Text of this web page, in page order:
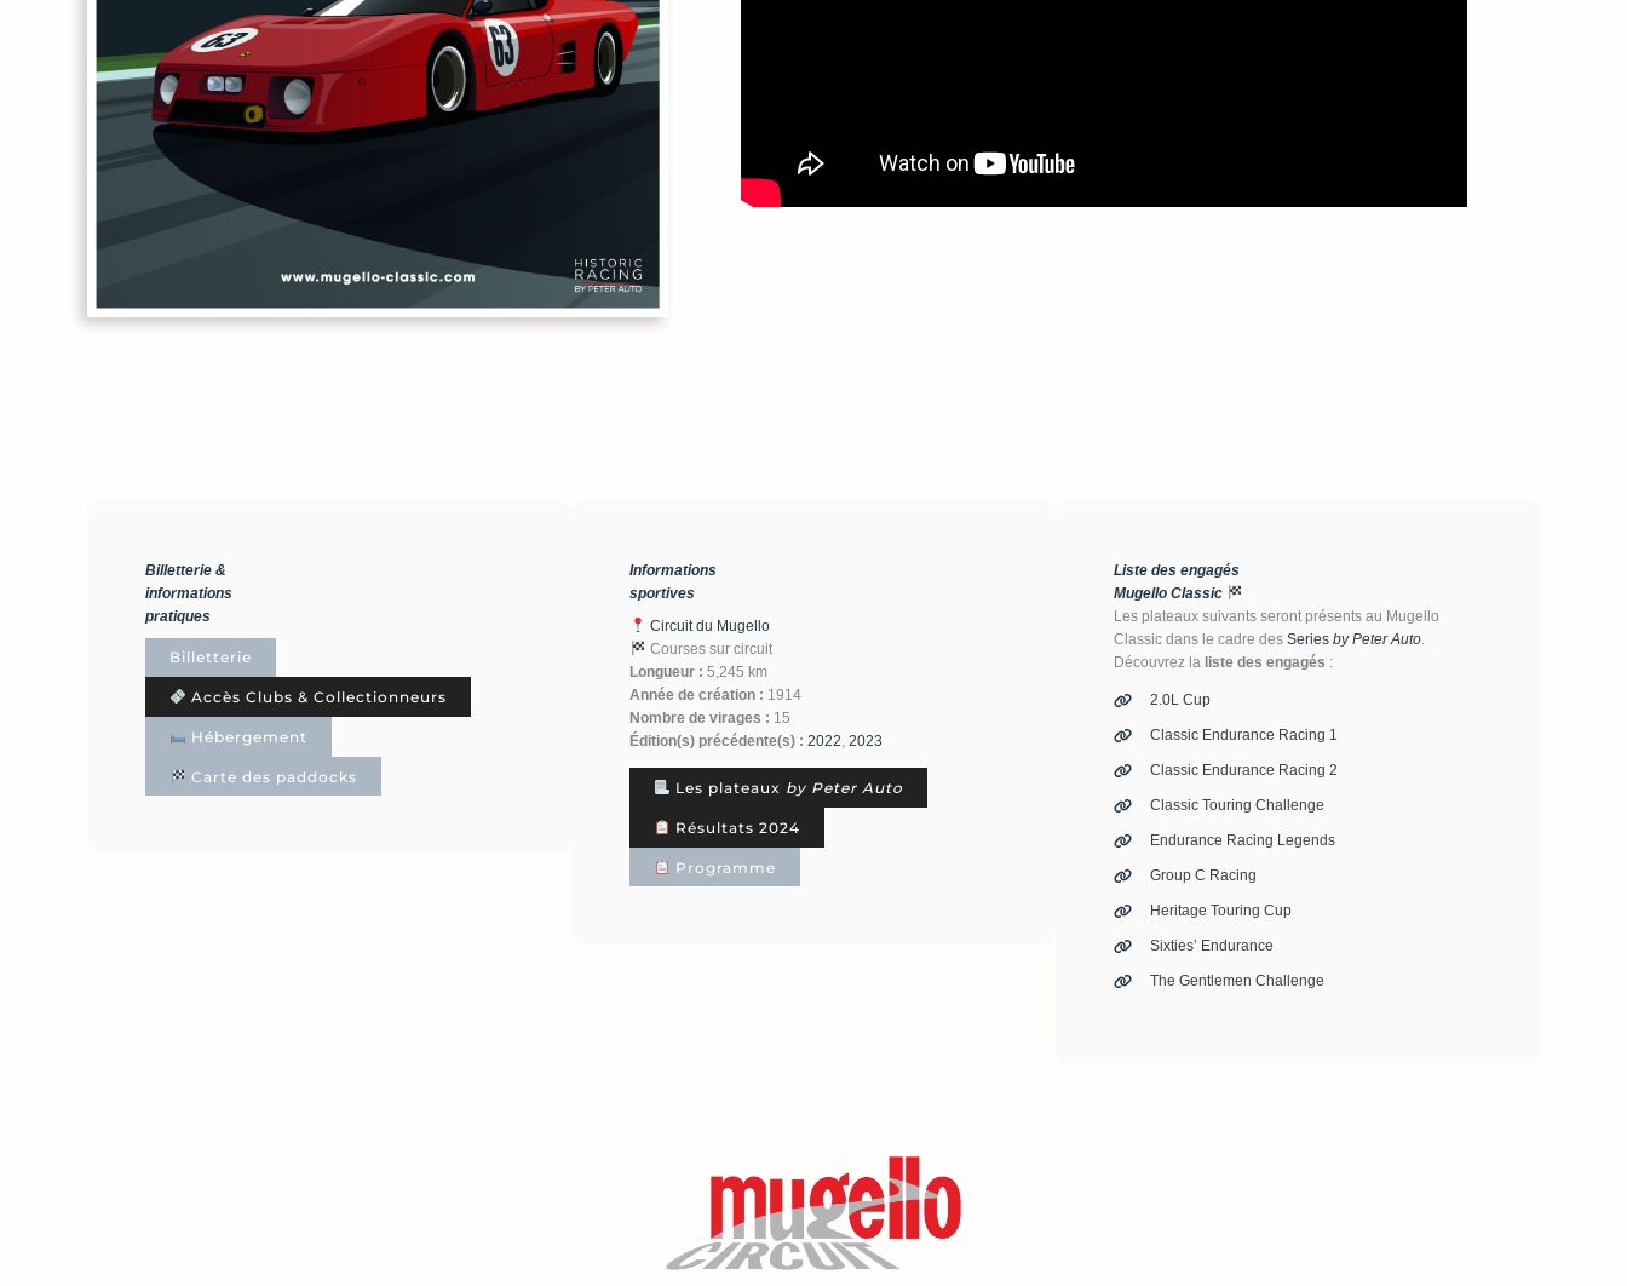
Billetterie &
informations
pratiques
Billetterie
Accès Clubs & Collectionneurs
Hébergement
Carte des paddocks
Informations
sportives
Circuit du Mugello
Courses sur circuit
Longueur : 5,245 km
Année de création : 1914
Nombre de virages : 15
Édition(s) précédente(s) : 2022, 2023
Les plateaux by Peter Auto
Résultats 2024
Programme
Liste des engagés
Mugello Classic
Les plateaux suivants seront présents au Mugello
Classic dans le cadre des Series by Peter Auto.
Découvrez la liste des engagés :
2.0L Cup
Classic Endurance Racing 1
Classic Endurance Racing 2
Classic Touring Challenge
Endurance Racing Legends
Group C Racing
Heritage Touring Cup
Sixties’ Endurance
The Gentlemen Challenge